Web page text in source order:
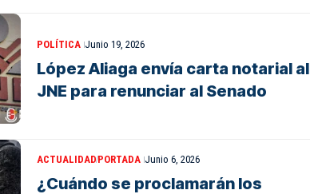
POLÍTICA Junio 19, 2026
López Aliaga envía carta notarial al
JNE para renunciar al Senado
ACTUALIDADPORTADA Junio 6, 2026
¿Cuándo se proclamarán los